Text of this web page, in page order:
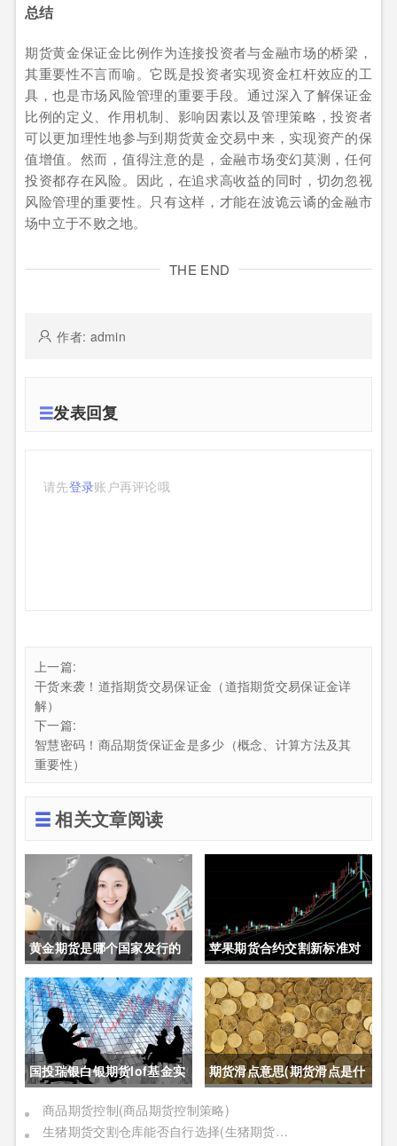
总结
期货黄金保证金比例作为连接投资者与金融市场的桥梁，
其重要性不言而喻。它既是投资者实现资金杠杆效应的工
具，也是市场风险管理的重要手段。通过深入了解保证金
比例的定义、作用机制、影响因素以及管理策略，投资者
可以更加理性地参与到期货黄金交易中来，实现资产的保
值增值。然而，值得注意的是，金融市场变幻莫测，任何
投资都存在风险。因此，在追求高收益的同时，切勿忽视
风险管理的重要性。只有这样，才能在波诡云谲的金融市
场中立于不败之地。
THE END
作者: admin
发表回复
请先登录账户再评论哦
上一篇:
干货来袭！道指期货交易保证金（道指期货交易保证金详
解）
下一篇:
智慧密码！商品期货保证金是多少（概念、计算方法及其
重要性）
相关文章阅读
黄金期货是哪个国家发行的
呢(黄金期货是属于国内盘
吗)
苹果期货合约交割新标准对
价格的影响(苹果期货合约交
割新标准对价格的影响有哪
些)
国投瑞银白银期货lof基金实
时行情(国投瑞银白银期货
lof基金实时行情怎么样)
期货滑点意思(期货滑点是什
么意思)
商品期货控制(商品期货控制策略)
生猪期货交割仓库能否自行选择(生猪期货交割仓库能否自行选择仓位)